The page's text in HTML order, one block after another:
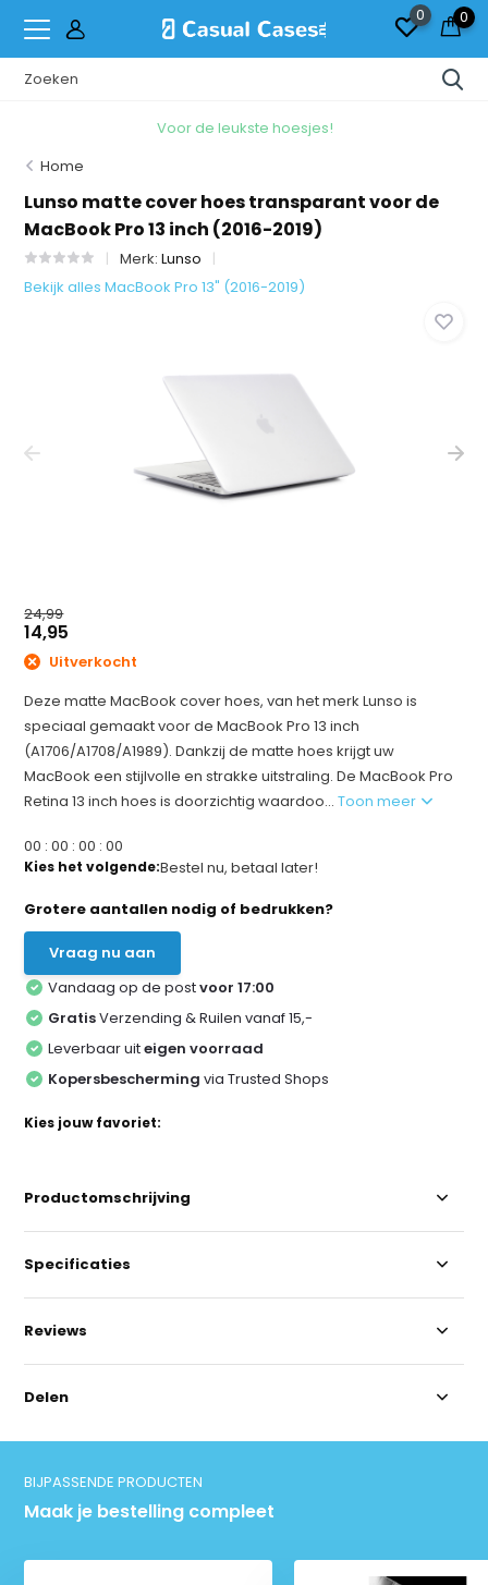
0 0
Voor de leukste hoesjes!
Home
Lunso matte cover hoes transparant voor de
MacBook Pro 13 inch (2016-2019)
Merk:Lunso
Bekijk alles MacBook Pro 13" (2016-2019)
24,99
14,95
Uitverkocht
Deze matte MacBook cover hoes, van het merk Lunso is
speciaal gemaakt voor de MacBook Pro 13 inch
(A1706/A1708/A1989). Dankzij de matte hoes krijgt uw
MacBook een stijlvolle en strakke uitstraling. De MacBook Pro
Retina 13 inch hoes is doorzichtig waardoo...Toon meer
00 :00 :00 :00
Kies het volgende:Bestel nu, betaal later!
Grotere aantallen nodig of bedrukken?
Vraag nu aan
Vandaag op de postvoor 17:00
GratisVerzending & Ruilen vanaf 15,-
Leverbaar uiteigen voorraad
Kopersbescherming via Trusted Shops
Kies jouw favoriet:
Productomschrijving
Specificaties
Reviews
Delen
BIJPASSENDE PRODUCTEN
Maak je bestelling compleet